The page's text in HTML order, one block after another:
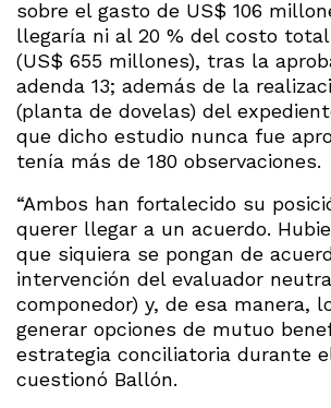
sobre el gasto de US$ 106
llegaría ni al 20 % del costo
(US$ 655 millones), tras la
adenda 13; además de la
(planta de dovelas) del
que dicho estudio nunca fue
tenía más de 180 observaciones.
“Ambos han fortalecido su
querer llegar a un acuerdo.
que siquiera se pongan de
intervención del evaluador
componedor) y, de esa manera,
generar opciones de mutuo
estrategia conciliatoria durante
cuestionó Ballón.